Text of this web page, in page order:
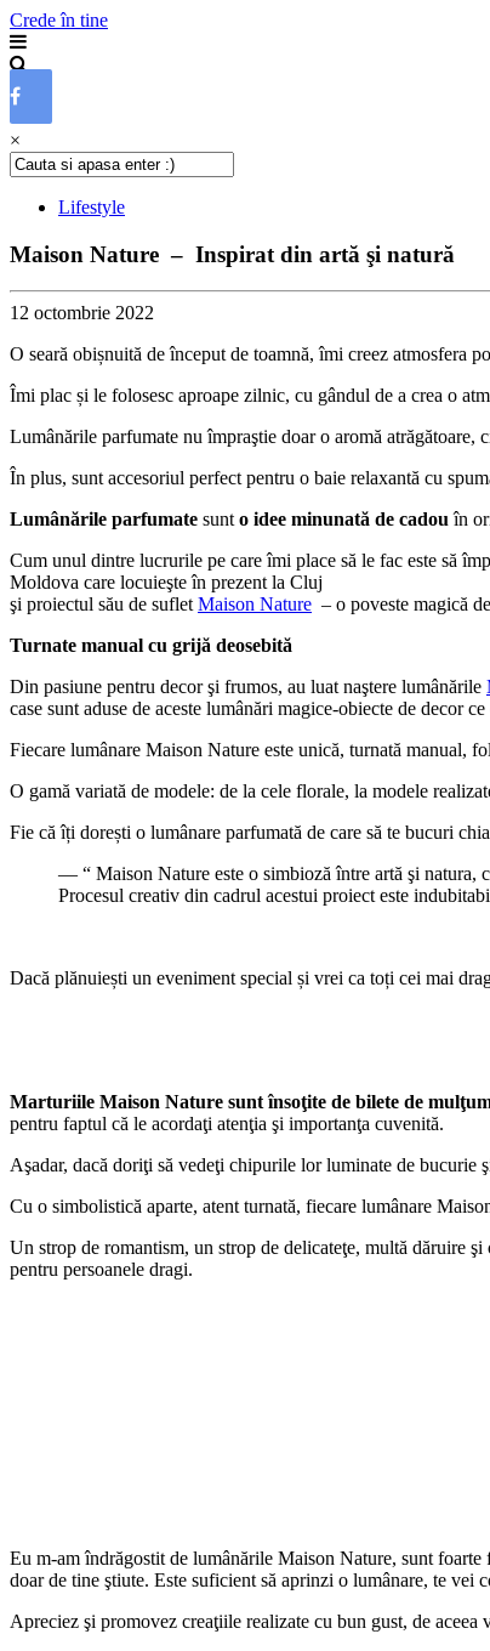
Crede în tine
×
Lifestyle
Maison Nature – Inspirat din artă şi natură
12 octombrie 2022
O seară obișnuită de început de toamnă, îmi creez atmosfera
Îmi plac și le folosesc aproape zilnic, cu gândul de a crea o
Lumânările parfumate nu împraştie doar o aromă
În plus, sunt accesoriul perfect pentru o baie relaxantă cu
Lumânările parfumate sunto idee minunată de cadouîn
Cum unul dintre lucrurile pe care îmi place să le fac este să
Moldova care locuieşte în prezent la Cluj
şi proiectul său de sufletMaison Nature – o poveste magică
Turnate manual cu grijă deosebită
Din pasiune pentru decor şi frumos, au luat naştere lumânările
case sunt aduse de aceste lumânări magice-obiecte de decor
Fiecare lumânare Maison Nature este unică, turnată manual,
O gamă variată de modele: de la cele florale, la modele
Fie că îți dorești o lumânare parfumată de care să te bucuri
— “ Maison Nature este o simbioză între artă şi natura,
Procesul creativ din cadrul acestui proiect este
Dacă plănuiești un eveniment special și vrei ca toți cei mai
Marturiile Maison Nature sunt însoţite de bilete de
pentru faptul că le acordaţi atenţia şi importanţa cuvenită.
Aşadar, dacă doriţi să vedeţi chipurile lor luminate de bucurie
Cu o simbolistică aparte, atent turnată, fiecare lumânare
Un strop de romantism, un strop de delicateţe, multă dăruire
pentru persoanele dragi.
Eu m-am îndrăgostit de lumânările Maison Nature, sunt foarte
doar de tine ştiute. Este suficient să aprinzi o lumânare, te vei
Apreciez şi promovez creaţiile realizate cu bun gust, de